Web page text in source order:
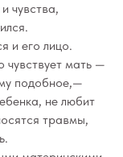
чувства,
и его лицо.
чувствует мать —
подобное,—
не любит
травмы,